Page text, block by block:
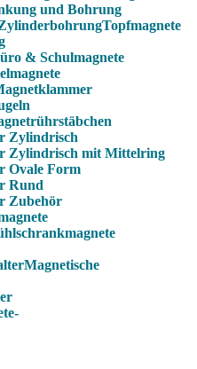
und Bohrung
Topfmagnete
& Schulmagnete
Zylindrisch
Zylindrisch mit Mittelring
Ovale Form
Rund
Zubehör
Magnetische